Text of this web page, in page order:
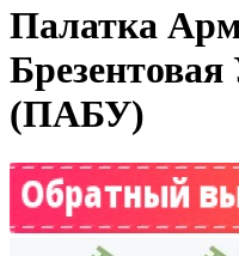
Палатка
(ПАБУ)